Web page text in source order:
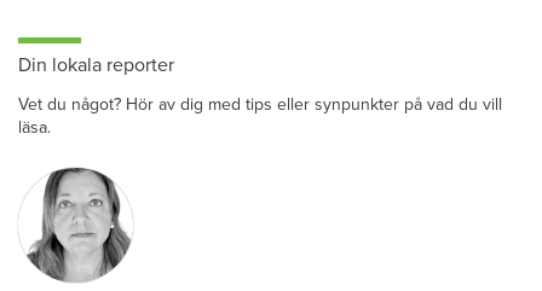
Din lokala reporter
Vet du något? Hör av dig med tips eller synpunkter på vad du vill
läsa.